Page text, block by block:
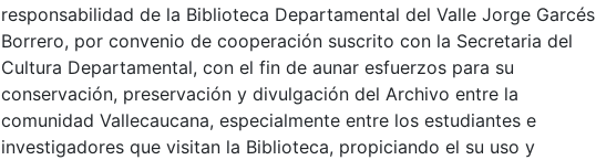
responsabilidad de la Biblioteca Departamental del Valle Jorge Garcés
Borrero, por convenio de cooperación suscrito con la Secretaria del
Cultura Departamental, con el fin de aunar esfuerzos para su
conservación, preservación y divulgación del Archivo entre la
comunidad Vallecaucana, especialmente entre los estudiantes e
investigadores que visitan la Biblioteca, propiciando el su uso y